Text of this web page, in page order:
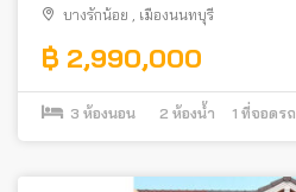
บางรักน้อย เมืองนนทบุรี
฿ 2,990,000
3 ห้องนอน 2 ห้องน้ำ 1 ที่จอดรถ